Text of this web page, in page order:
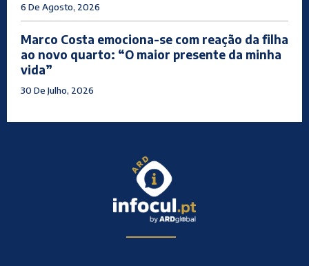
6 De Agosto, 2026
Marco Costa emociona-se com reação da filha
ao novo quarto: “O maior presente da minha
vida”
30 De Julho, 2026